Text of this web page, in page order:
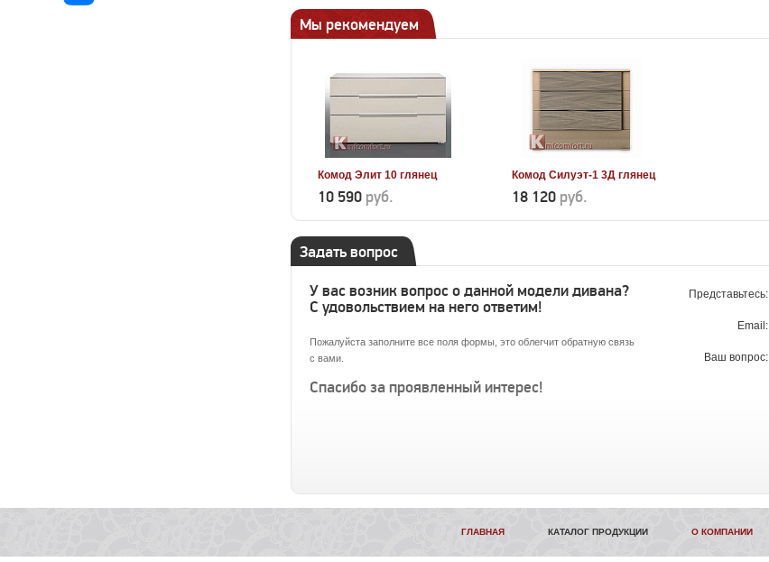
Мы рекомендуем
Комод Элит 10 глянец
10 590 руб.
Комод Силуэт-1 3Д глянец
18 120 руб.
Задать вопрос
У вас возник вопрос о данной модели дивана?
С удовольствием на него ответим!
Пожалуйста заполните все поля формы, это облегчит обратную связь
с вами.
Спасибо за проявленный интерес!
Представьтесь:
Email:
Ваш вопрос:
ГЛАВНАЯ КАТАЛОГ ПРОДУКЦИИ О КОМПАНИИ